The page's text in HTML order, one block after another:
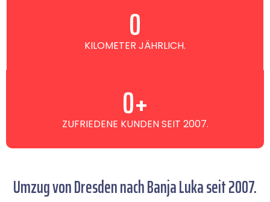
KILOMETER JÄHRLICH.
0
ZUFRIEDENE KUNDEN SEIT 2007.
0+
Umzug von Dresden nach Banja Luka seit 2007.